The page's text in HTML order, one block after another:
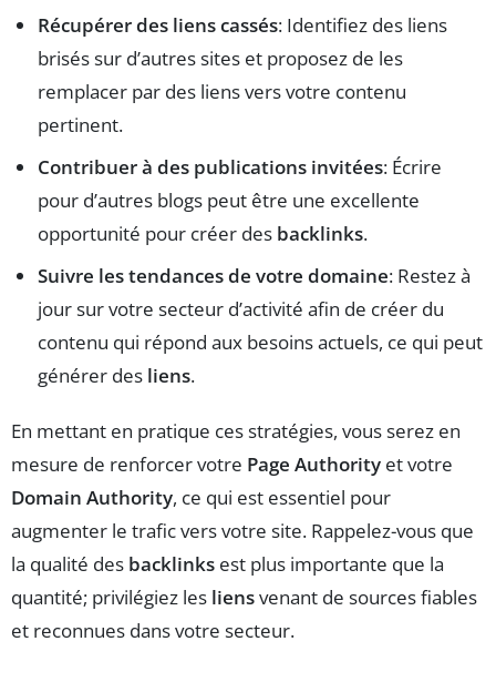
Récupérer des liens cassés: Identifiez des liens
brisés sur d’autres sites et proposez de les
remplacer par des liens vers votre contenu
pertinent.
Contribuer à des publications invitées: Écrire
pour d’autres blogs peut être une excellente
opportunité pour créer des backlinks.
Suivre les tendances de votre domaine: Restez à
jour sur votre secteur d’activité afin de créer du
contenu qui répond aux besoins actuels, ce qui peut
générer des liens.
En mettant en pratique ces stratégies, vous serez en
mesure de renforcer votre Page Authority et votre
Domain Authority, ce qui est essentiel pour
augmenter le trafic vers votre site. Rappelez-vous que
la qualité des backlinks est plus importante que la
quantité; privilégiez les liensvenant de sources fiables
et reconnues dans votre secteur.